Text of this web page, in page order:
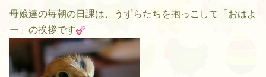
母娘達の毎朝の日課は、うずらたちを抱っこして「おはよ
ー」の挨拶です